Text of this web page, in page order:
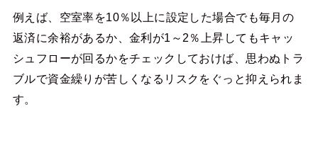
例えば、空室率を10％以上に設定した場合でも毎月の
返済に余裕があるか、金利が1～2％上昇してもキャッ
シュフローが回るかをチェックしておけば、思わぬトラ
ブルで資金繰りが苦しくなるリスクをぐっと抑えられま
す。